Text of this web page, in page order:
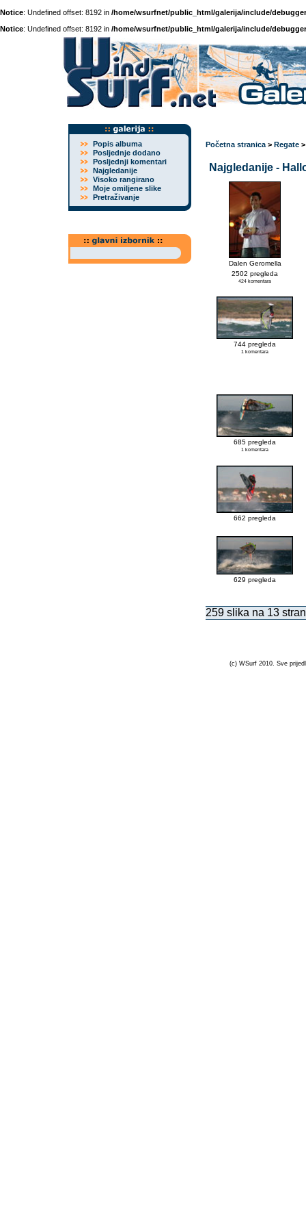
Notice: Undefined offset: 8192 in /home/wsurfnet/public_html/galerija/include/
Notice: Undefined offset: 8192 in /home/wsurfnet/public_html/galerija/include/
Popis albuma
Posljednje dodano
Posljednji komentari
Najgledanije
Visoko rangirano
Moje omiljene slike
Pretraživanje
Početna stranica > Regate
Najgledanije -
Dalen Geromella
2502 pregleda
424 komentara
744 pregleda
1 komentara
685 pregleda
1 komentara
662 pregleda
629 pregleda
259 slika na 13
(c) WSurf 2010. Sve